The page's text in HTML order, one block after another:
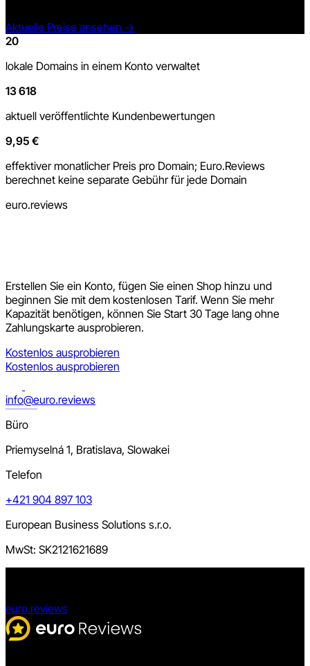
Aktuelle Preise ansehen →
20
lokale Domains in einem Konto verwaltet
13 618
aktuell veröffentlichte Kundenbewertungen
9,95 €
effektiver monatlicher Preis pro Domain; Euro.Reviews
berechnet keine separate Gebühr für jede Domain
euro.reviews
Erstellen Sie ein Konto, fügen Sie einen Shop hinzu und
beginnen Sie mit dem kostenlosen Tarif. Wenn Sie mehr
Kapazität benötigen, können Sie Start 30 Tage lang ohne
Zahlungskarte ausprobieren.
Kostenlos ausprobieren
Kostenlos ausprobieren
info@euro.reviews
Büro
Priemyselná 1, Bratislava, Slowakei
Telefon
+421 904 897 103
European Business Solutions s.r.o.
MwSt: SK2121621689
euro.reviews